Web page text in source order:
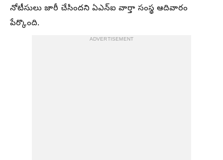
నోటీసులు జారీ చేసిందని ఏఎన్‌ఐ వార్తా సంస్థ ఆదివారం
పేర్కొంది.
ADVERTISEMENT